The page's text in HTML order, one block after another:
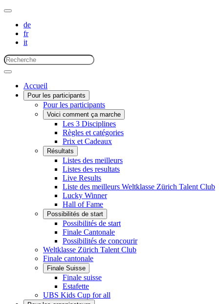
de
fr
it
Accueil
Pour les participants
Pour les participants
Voici comment ça marche
Les 3 Disciplines
Règles et catégories
Prix et Cadeaux
Résultats
Listes des meilleurs
Listes des resultats
Live Results
Liste des meilleurs Weltklasse Zürich Talent Club
Lucky Winner
Hall of Fame
Possibilités de start
Possibilités de start
Finale Cantonale
Possibilités de concourir
Weltklasse Zürich Talent Club
Finale cantonale
Finale Suisse
Finale suisse
Estafette
UBS Kids Cup for all